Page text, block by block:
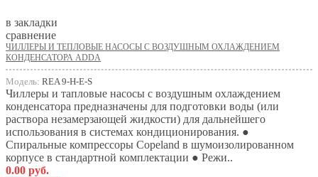
в закладки
сравнение
ЧИЛЛЕРЫ И ТЕПЛОВЫЕ НАСОСЫ С ВОЗДУШНЫМ ОХЛАЖДЕНИЕМ
КОНДЕНСАТОРА ADDA
Модель: REA 9-H-E-S
Чиллеры и тапловые насосы с воздушным охлаждением
конденсатора предназначены для подготовки воды (или
раствора незамерзающей жидкости) для дальнейшего
использования в системах кондиционирования. ●
Спиральные компрессоры Copeland в шумоизолированном
корпусе в стандартной комплектации ● Режи..
0.00 руб.